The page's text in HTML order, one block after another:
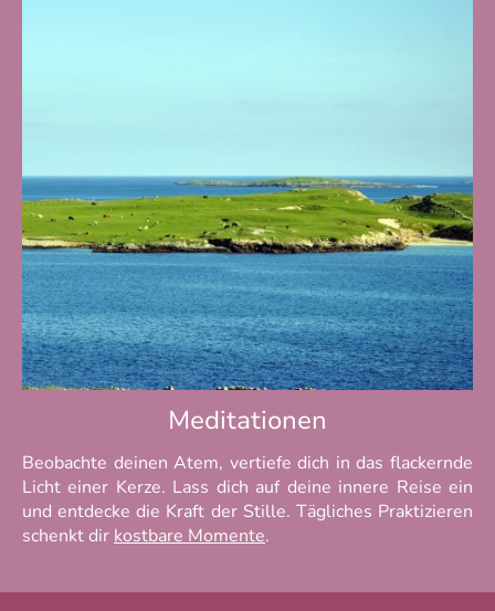
Meditationen
Beobachte deinen Atem, vertiefe dich in das flackernde
Licht einer Kerze. Lass dich auf deine innere Reise ein
und entdecke die Kraft der Stille. Tägliches Praktizieren
schenkt dir kostbare Momente.